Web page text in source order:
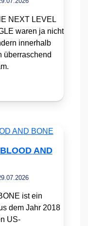
NEXT LEVEL
waren ja nicht
innerhalb
überraschend
AND
ist ein
dem Jahr 2018
US-